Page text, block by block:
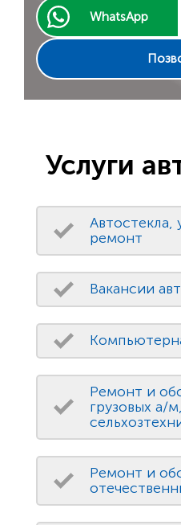
WhatsApp
Услуги
Автостекла,
ремонт
Вакансии
Ремонт и
грузовых а/
Ремонт и